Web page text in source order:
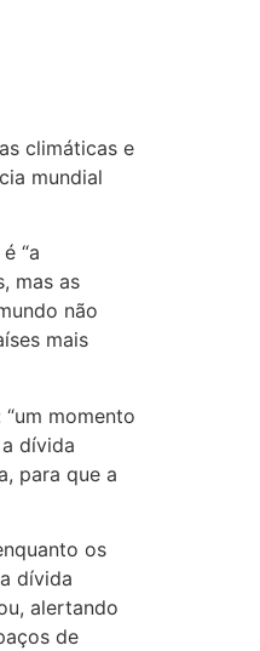
climáticas e
mundial
“a
mas as
não
mais
momento
dívida
para que a
os
dívida
alertando
de